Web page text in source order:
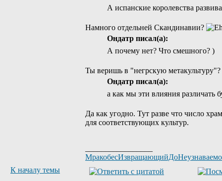
А испанские королевства
Намного отдельней Скандинавии?
Ондатр писал(а):
А почему нет? Что смешного? )
Ты веришь в "негрскую
Ондатр писал(а):
а как мы эти влияния различать
Да как угодно. Тут разве что число
для соответствующих культур.
К началу темы